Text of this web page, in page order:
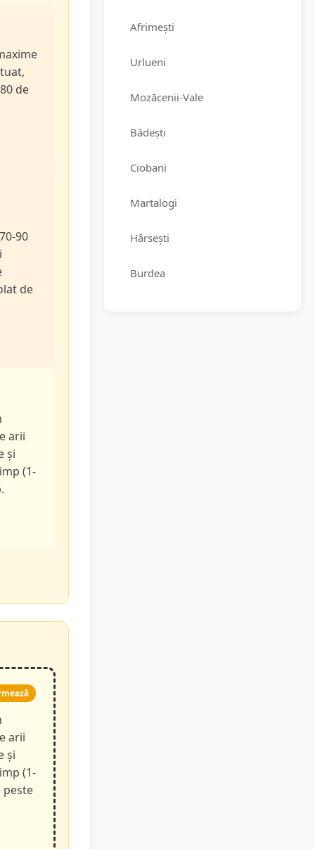
de
90
de
arii
și
(1-
arii
și
(1-
peste
Afrimești
Urlueni
Mozăcenii-Vale
Bădești
Ciobani
Martalogi
Hârsești
Burdea